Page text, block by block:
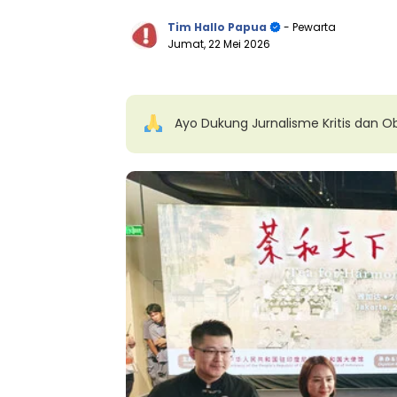
Tim Hallo Papua
- Pewarta
Jumat, 22 Mei 2026
Ayo Dukung Jurnalisme Kritis dan